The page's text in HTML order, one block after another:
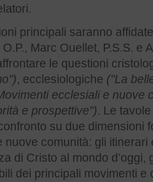
principali saranno
Marc Ouellet, P.S.S. e
le questioni
, ecclesiologiche ("La
ecclesiali e nuove
e prospettive"). Le
su due dimensioni
nuove comunità: gli
di Cristo al mondo
dei principali movimenti e